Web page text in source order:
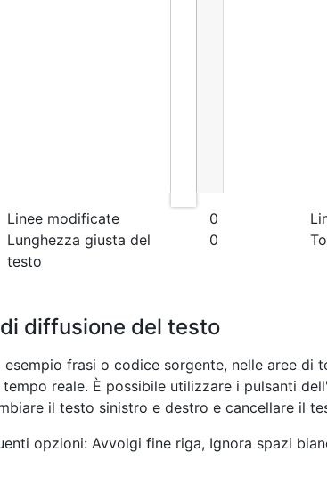
Linee modificate 0
Lunghezza giusta del
testo
0
diffusione del testo
frasi o codice sorgente, nelle aree
reale. È possibile utilizzare i pulsanti
il testo sinistro e destro e cancellare il
opzioni: Avvolgi fine riga, Ignora spazi